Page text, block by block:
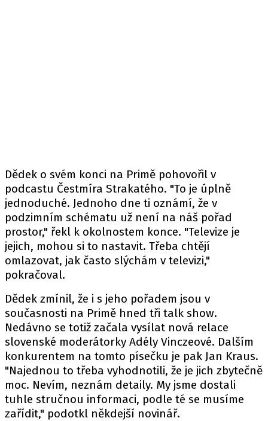
Dědek o svém konci na Primě pohovořil v
podcastu Čestmíra Strakatého. "To je úplně
jednoduché. Jednoho dne ti oznámí, že v
podzimním schématu už není na náš pořad
prostor," řekl k okolnostem konce. "Televize je
jejich, mohou si to nastavit. Třeba chtějí
omlazovat, jak často slýchám v televizi,"
pokračoval.
Dědek zmínil, že i s jeho pořadem jsou v
současnosti na Primě hned tři talk show.
Nedávno se totiž začala vysílat nová relace
slovenské moderátorky Adély Vinczeové. Dalším
konkurentem na tomto písečku je pak Jan Kraus.
"Najednou to třeba vyhodnotili, že je jich zbytečně
moc. Nevím, neznám detaily. My jsme dostali
tuhle stručnou informaci, podle té se musíme
zařídit," podotkl někdejší novinář.